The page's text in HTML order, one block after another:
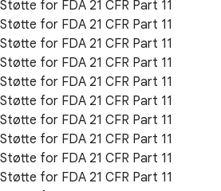
Støtte for FDA 21 CFR Part 11
Støtte for FDA 21 CFR Part 11
Støtte for FDA 21 CFR Part 11
Støtte for FDA 21 CFR Part 11
Støtte for FDA 21 CFR Part 11
Støtte for FDA 21 CFR Part 11
Støtte for FDA 21 CFR Part 11
Støtte for FDA 21 CFR Part 11
Støtte for FDA 21 CFR Part 11
Støtte for FDA 21 CFR Part 11